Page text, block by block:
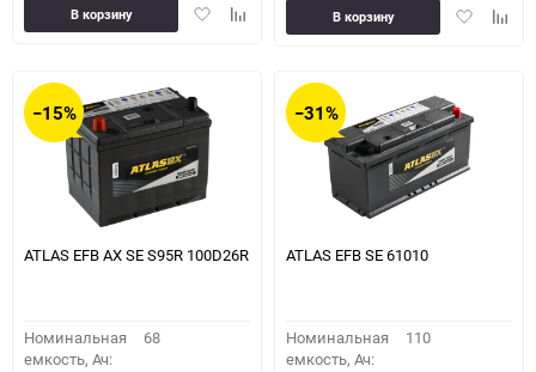
ДобавитьДобавить
В корзину
Добавить
В корзину
−15%
ATLAS EFB AX SE S95R 100D26R
Номинальная
емкость, Ач:
68
−31%
ATLAS EFB SE 61010
Номинальная
емкость, Ач:
110